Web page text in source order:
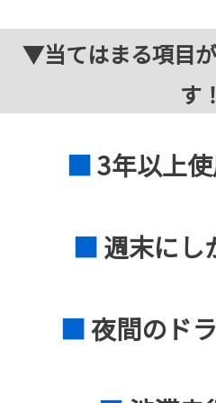
▼当てはまる項目
す！
■3年以上
■ 週末にし
■夜間のド